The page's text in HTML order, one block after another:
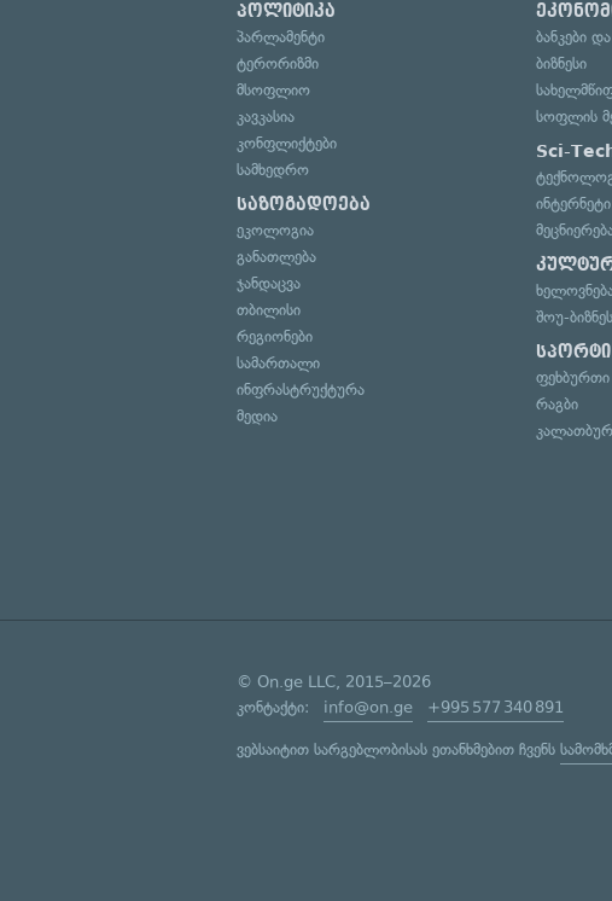
პოლიტიკა
პარლამენტი
ტერორიზმი
მსოფლიო
კავკასია
კონფლიქტები
სამხედრო
საზოგადოება
ეკოლოგია
განათლება
ჯანდაცვა
თბილისი
რეგიონები
სამართალი
ინფრასტრუქტურა
მედია
ბანკები
ბიზნესი
სოფლის
Sci-
ინტერნეტი
შოუ-
სპორტი
ფეხბურთი
რაგბი
© On.ge LLC, 2015–2026
კონტაქტი: info@on.ge +995 577 340 891
ვებსაიტით სარგებლობისას ეთანხმებით ჩვენს